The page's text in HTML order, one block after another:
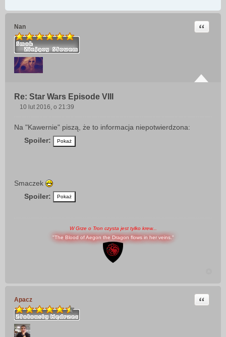
Nan
Re: Star Wars Episode VIII
Cytuj
s
10 lut 2016, o 21:39
Na "Kawernie" piszą, że to informacja niepotwierdzona:
Spoiler:
Smaczek
Spoiler:
W Grze o Tron czysta jest tylko krew...
"The Blood of Aegon the Dragon flows in her veins."
Apacz Cytuj